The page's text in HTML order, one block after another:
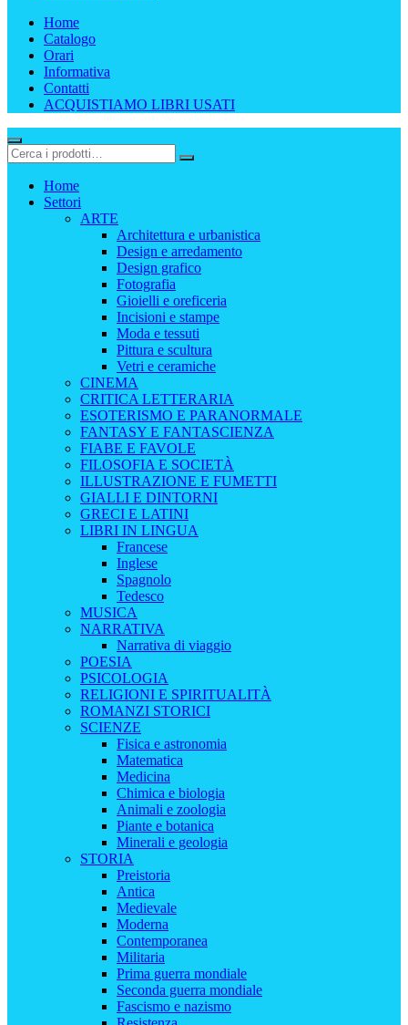
Home
Catalogo
Orari
Informativa
Contatti
ACQUISTIAMO LIBRI USATI
Home
Settori
ARTE
Architettura e urbanistica
Design e arredamento
Design grafico
Fotografia
Gioielli e oreficeria
Incisioni e stampe
Moda e tessuti
Pittura e scultura
Vetri e ceramiche
CINEMA
CRITICA LETTERARIA
ESOTERISMO E PARANORMALE
FANTASY E FANTASCIENZA
FIABE E FAVOLE
FILOSOFIA E SOCIETÀ
ILLUSTRAZIONE E FUMETTI
GIALLI E DINTORNI
GRECI E LATINI
LIBRI IN LINGUA
Francese
Inglese
Spagnolo
Tedesco
MUSICA
NARRATIVA
Narrativa di viaggio
POESIA
PSICOLOGIA
RELIGIONI E SPIRITUALITÀ
ROMANZI STORICI
SCIENZE
Fisica e astronomia
Matematica
Medicina
Chimica e biologia
Animali e zoologia
Piante e botanica
Minerali e geologia
STORIA
Preistoria
Antica
Medievale
Moderna
Contemporanea
Militaria
Prima guerra mondiale
Seconda guerra mondiale
Fascismo e nazismo